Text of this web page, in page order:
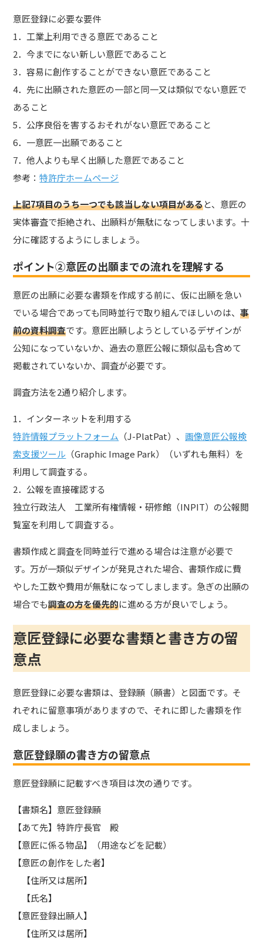
意匠登録に必要な要件
1．工業上利用できる意匠であること
2．今までにない新しい意匠であること
3．容易に創作することができない意匠であること
4．先に出願された意匠の一部と同一又は類似でない意匠で
あること
5．公序良俗を害するおそれがない意匠であること
6．一意匠一出願であること
7．他人よりも早く出願した意匠であること
参考：特許庁ホームページ
上記7項目のうち一つでも該当しない項目があると、意匠の
実体審査で拒絶され、出願料が無駄になってしまいます。十
分に確認するようにしましょう。
ポイント②意匠の出願までの流れを理解する
意匠の出願に必要な書類を作成する前に、仮に出願を急い
でいる場合であっても同時並行で取り組んでほしいのは、事
前の資料調査です。意匠出願しようとしているデザインが
公知になっていないか、過去の意匠公報に類似品も含めて
掲載されていないか、調査が必要です。
調査方法を2通り紹介します。
1．インターネットを利用する
特許情報プラットフォーム （J-PlatPat）、 画像意匠公報検
索支援ツール （Graphic Image Park）（いずれも無料）を
利用して調査する。
2．公報を直接確認する
独立行政法人 工業所有権情報・研修館（INPIT）の公報閲
覧室を利用して調査する。
書類作成と調査を同時並行で進める場合は注意が必要で
す。万が一類似デザインが発見された場合、書類作成に費
やした工数や費用が無駄になってしまします。急ぎの出願の
場合でも調査の方を優先的に進める方が良いでしょう。
意匠登録に必要な書類と書き方の留
意点
意匠登録に必要な書類は、登録願（願書）と図面です。そ
れぞれに留意事項がありますので、それに即した書類を作
成しましょう。
意匠登録願の書き方の留意点
意匠登録願に記載すべき項目は次の通りです。
【書類名】意匠登録願
【あて先】特許庁長官 殿
【意匠に係る物品】（用途などを記載）
【意匠の創作をした者】
【住所又は居所】
【氏名】
【意匠登録出願人】
【住所又は居所】